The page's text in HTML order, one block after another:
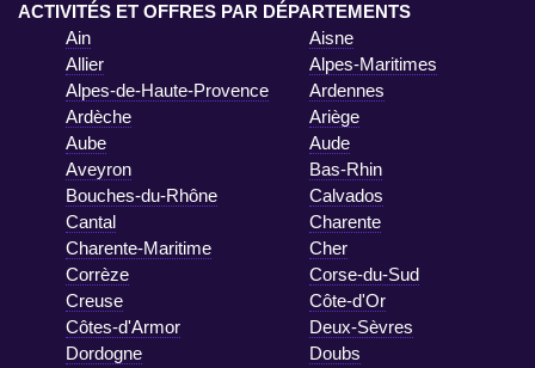
ACTIVITÉS ET OFFRES PAR DÉPARTEMENTS
Ain
Aisne
Allier
Alpes-Maritimes
Alpes-de-Haute-Provence
Ardennes
Ardèche
Ariège
Aube
Aude
Aveyron
Bas-Rhin
Bouches-du-Rhône
Calvados
Cantal
Charente
Charente-Maritime
Cher
Corrèze
Corse-du-Sud
Creuse
Côte-d'Or
Côtes-d'Armor
Deux-Sèvres
Dordogne
Doubs